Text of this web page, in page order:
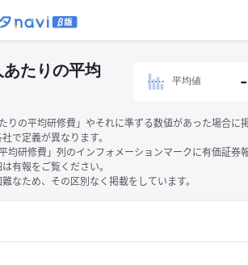
たりの平均
平均値
りの平均研修費」やそれに準ずる数値があった場合に
で定義が異なります。
均研修費」列のインフォメーションマークに有価証券
有報をご覧ください。
なため、その区別なく掲載をしています。